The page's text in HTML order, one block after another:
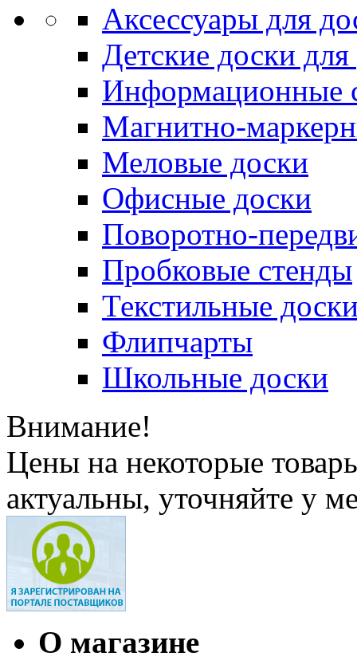
Аксессуары для
Детские доски
Информационные
Магнитно-
Меловые доски
Офисные доски
Поворотно-
Пробковые стенды
Текстильные
Флипчарты
Школьные доски
Внимание!
Цены на некоторые
актуальны, уточняйте у
О магазине